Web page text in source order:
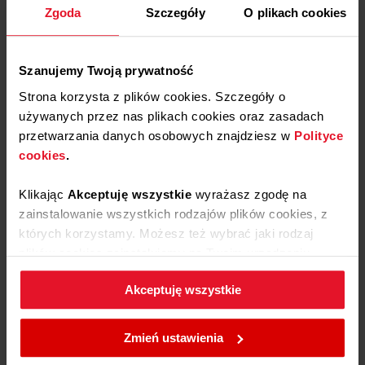
Zgoda Szczegóły O plikach cookies
Szanujemy Twoją prywatność
Strona korzysta z plików cookies. Szczegóły o
używanych przez nas plikach cookies oraz zasadach
przetwarzania danych osobowych znajdziesz w Polityce
cookies.
Klikając Akceptuję wszystkie wyrażasz zgodę na
zainstalowanie wszystkich rodzajów plików cookies, z
których korzystamy. Możesz też wybrać jaki rodzaj
plików cookies zainstalujemy na Twoim urządzeniu,
klikającZmień ustawienia.
W każdej chwili możesz zmienić wybrane przez Ciebie
ustawienia plików cookies wchodząc w zakładkę
Akceptuję wszystkie
Zmień ustawienia
Kapsułki do prania BABY 50 szt
Dodaj do koszyka
Przeznaczenie: do prania
Zastosowanie: do tkanin białych i
kolorowych
Hipoalergiczny
Rodzaj: Kapsułki dwukomorowe
Dostępne
ulubionych
z
ulubionych